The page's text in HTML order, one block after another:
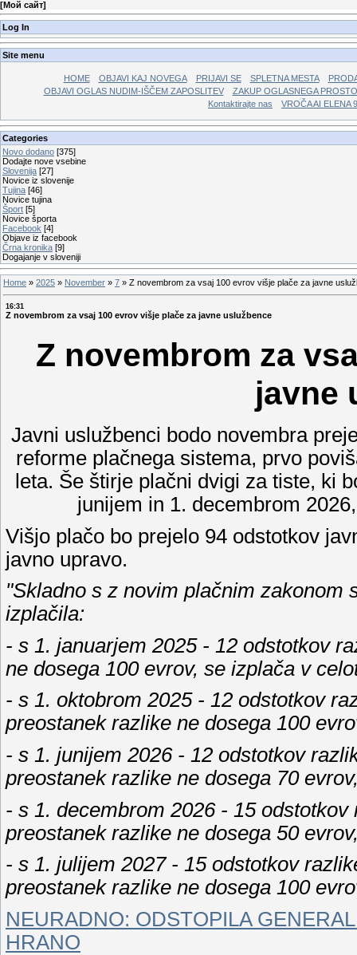
[Мой сайт]
Log In
Site menu
HOME OBJAVI KAJ NOVEGA PRIJAVI SE SPLETNA MESTA
OBJAVI OGLAS NUDIM-IŠČEM ZAPOSLITEV
ZAKUP OGLASNEGA
Kontaktirajte nas
VROČA AI ELENA
Categories
Novo dodano [375]
Dodajte nove vsebine
Slovenija [27]
Novice iz slovenije
Tujina [46]
Novice tujina
Šport [5]
Novice športa
Facebook [4]
Objave iz facebook
Črna kronika [9]
Dogajanje v sloveniji
Home » 2025 » November » 7 » Z novembrom za vsaj 100 evrov višje plače za javne
16:31
Z novembrom za vsaj 100 evrov višje plače za javne uslužbence
Z novembrom za
javne
Javni uslužbenci bodo novembra
reforme plačnega sistema, prvo
leta. Še štirje plačni dvigi za tiste, ki
junijem in 1. decembrom
Višjo plačo bo prejelo 94 odstotkov
javno upravo.
"Skladno s z novim plačnim zakonom
izplačila:
- s 1. januarjem 2025 - 12 odstotkov
ne dosega 100 evrov, se izplača v
- s 1. oktobrom 2025 - 12 odstotkov
preostanek razlike ne dosega 100
- s 1. junijem 2026 - 12 odstotkov
preostanek razlike ne dosega 70
- s 1. decembrom 2026 - 15
preostanek razlike ne dosega 50
- s 1. julijem 2027 - 15 odstotkov
preostanek razlike ne dosega 100
NEURADNO: ODSTOPILA
HRANO